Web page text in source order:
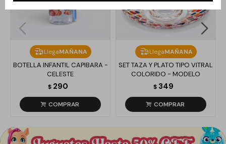
LlegaMAÑANA
BOTELLA INFANTIL CAPIBARA -
CELESTE
$ 290
LlegaMAÑANA
SET TAZA Y PLATO TIPO VITRAL
COLORIDO - MODELO
$ 349